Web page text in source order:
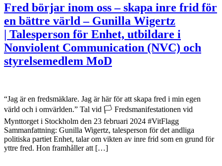
Fred börjar inom oss – skapa inre frid för
en bättre värld – Gunilla Wigertz
| Talesperson för Enhet, utbildare i
Nonviolent Communication (NVC) och
styrelsemedlem MoD
“Jag är en fredsmäklare. Jag är här för att skapa fred i min egen
värld och i omvärlden.” Tal vid 🏳️ Fredsmanifestationen vid
Mynttorget i Stockholm den 23 februari 2024 #VitFlagg
Sammanfattning: Gunilla Wigertz, talesperson för det andliga
politiska partiet Enhet, talar om vikten av inre frid som en grund för
yttre fred. Hon framhåller att […]